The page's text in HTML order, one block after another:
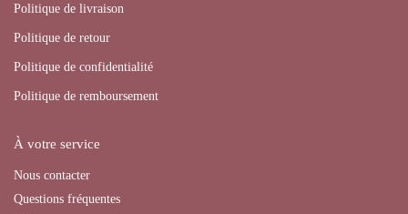
Politique de livraison
Politique de retour
Politique de confidentialité
Politique de remboursement
À votre service
Nous contacter
Questions fréquentes